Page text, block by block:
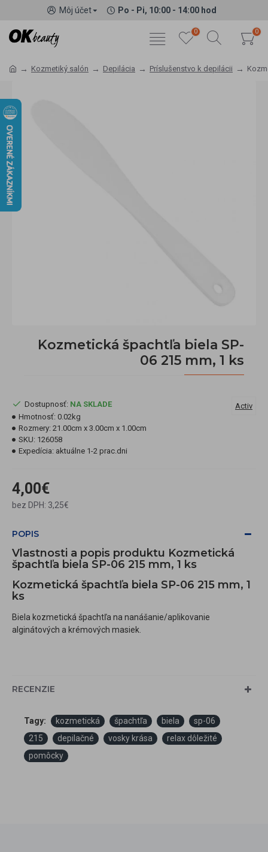
Môj účet Po - Pi, 10:00 - 14:00 hod
0 0
Kozmetiký salón Depilácia Príslušenstvo k depilácii
Kozmetická špachtľa biela SP-
06 215 mm, 1 ks
4,00€
bez DPH: 3,25€
Dostupnosť: NA SKLADE
Hmotnosť: 0.02kg
Rozmery: 21.00cm x 3.00cm x 1.00cm
SKU: 126058
Expedícia: aktuálne 1-2 prac.dni
Activ
POPIS
Vlastnosti a popis produktu Kozmetická
špachtľa biela SP-06 215 mm, 1 ks
Kozmetická špachtľa biela SP-06 215 mm, 1
ks
Biela kozmetická špachtľa na nanášanie/aplikovanie
alginátových a krémových masiek.
RECENZIE
Tagy: kozmetická špachtľa biela
sp-06
215
depilačné vosky krása
relax dôležité
pomôcky